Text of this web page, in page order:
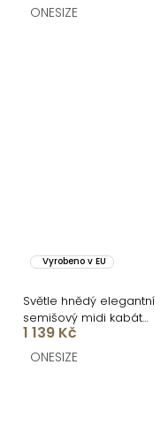
ONESIZE
Vyrobeno v EU
Světle hnědý elegantní
semišový midi kabát
AERISCA
1 139 Kč
ONESIZE